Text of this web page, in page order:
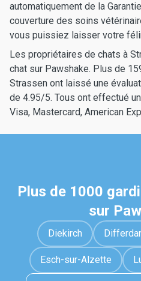
automatiquement de la
couverture des soins
vous puissiez laisser votre
Les propriétaires de chats à
chat sur Pawshake. Plus de
Strassen ont laissé une
de 4.95/5. Tous ont effectué
Visa, Mastercard, American
Plus de 1000
sur
Diekirch
Esch-sur-Alzette